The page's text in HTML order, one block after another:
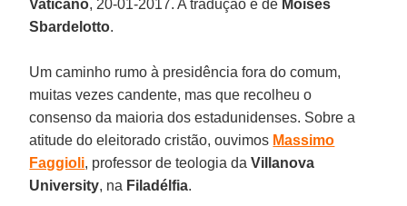
Vaticano, 20-01-2017. A tradução é de Moisés
Sbardelotto.
Um caminho rumo à presidência fora do comum,
muitas vezes candente, mas que recolheu o
consenso da maioria dos estadunidenses. Sobre a
atitude do eleitorado cristão, ouvimos Massimo
Faggioli, professor de teologia daVillanova
University, na Filadélfia.